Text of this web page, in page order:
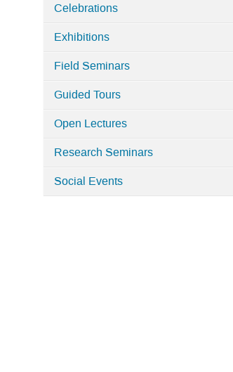
in
Home
Celebrations
Exhibitions
Field Seminars
Guided Tours
Open Lectures
Research Seminars
Social Events